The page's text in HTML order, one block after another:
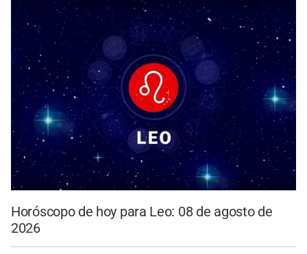
Horóscopo de hoy para Leo: 08 de agosto de
2026